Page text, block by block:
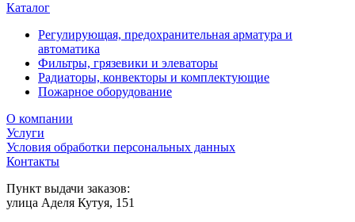
Каталог
Регулирующая, предохранительная арматура и
автоматика
Фильтры, грязевики и элеваторы
Радиаторы, конвекторы и комплектующие
Пожарное оборудование
О компании
Услуги
Условия обработки персональных данных
Контакты
Пункт выдачи заказов:
​улица Аделя Кутуя, 151